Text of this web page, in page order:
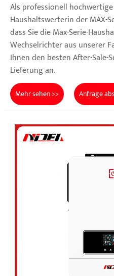
Als professionell
Haushaltswerterin der MAX-
dass Sie die Max-Serie-
Wechselrichter aus unserer
Ihnen den besten After-Sale-
Lieferung an.
Mehr sehen >> Anfrage